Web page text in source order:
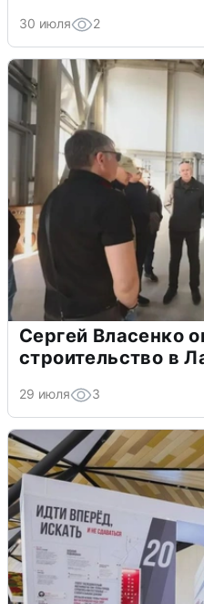
30 июля 2
Сергей Власенко
строительство в
29 июля 3